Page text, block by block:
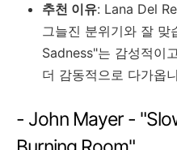
추천 이유: Lana Del
그늘진 분위기와 잘
Sadness"는 감성적이
더 감동적으로 다가옵
- John Mayer -